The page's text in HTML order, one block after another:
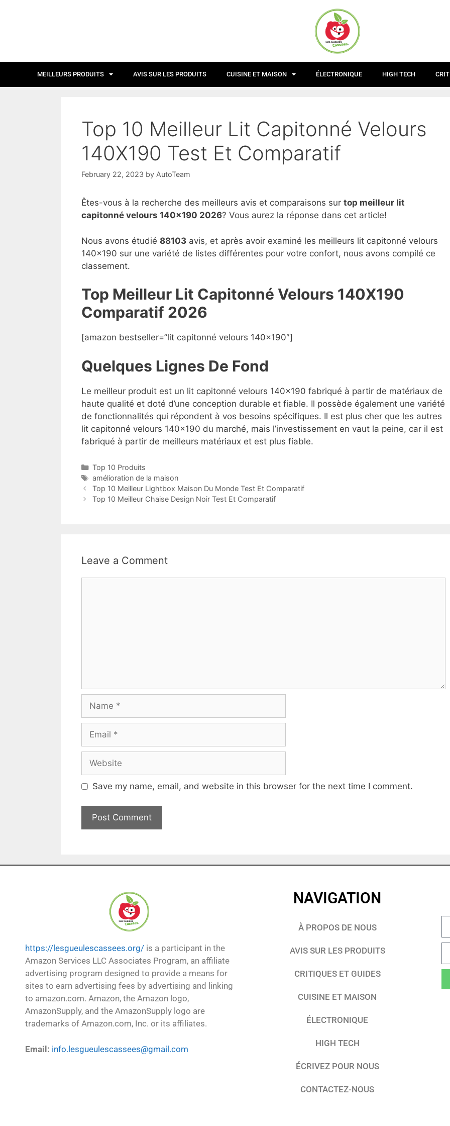
MEILLEURS PRODUITS AVIS SUR LES PRODUITS CUISINE ET MAISON ÉLECTRONIQUE HIGH TECH
Top 10 Meilleur Lit Capitonné Velours
140X190 Test Et Comparatif
February 22, 2023 by AutoTeam
Êtes-vous à la recherche des meilleurs avis et comparaisons sur top meilleur lit
capitonné velours 140×190 2026? Vous aurez la réponse dans cet article!
Nous avons étudié 88103 avis, et après avoir examiné les meilleurs lit capitonné velours
140×190 sur une variété de listes différentes pour votre confort, nous avons compilé ce
classement.
Top Meilleur Lit Capitonné Velours 140X190
Comparatif 2026
[amazon bestseller=”lit capitonné velours 140×190″]
Quelques Lignes De Fond
Le meilleur produit est un lit capitonné velours 140×190 fabriqué à partir de matériaux de
haute qualité et doté d’une conception durable et fiable. Il possède également une variété
de fonctionnalités qui répondent à vos besoins spécifiques. Il est plus cher que les autres
lit capitonné velours 140×190 du marché, mais l’investissement en vaut la peine, car il est
fabriqué à partir de meilleurs matériaux et est plus fiable.
Top 10 Produits
amélioration de la maison
Top 10 Meilleur Lightbox Maison Du Monde Test Et Comparatif
Top 10 Meilleur Chaise Design Noir Test Et Comparatif
Leave a Comment
Save my name, email, and website in this browser for the next time I comment.
https://lesgueulescassees.org/ is a participant in the
Amazon Services LLC Associates Program, an affiliate
advertising program designed to provide a means for
sites to earn advertising fees by advertising and linking
to amazon.com. Amazon, the Amazon logo,
AmazonSupply, and the AmazonSupply logo are
trademarks of Amazon.com, Inc. or its affiliates.
Email: info.lesgueulescassees@gmail.com
NAVIGATION
À PROPOS DE NOUS
AVIS SUR LES PRODUITS
CRITIQUES ET GUIDES
CUISINE ET MAISON
ÉLECTRONIQUE
HIGH TECH
ÉCRIVEZ POUR NOUS
CONTACTEZ-NOUS